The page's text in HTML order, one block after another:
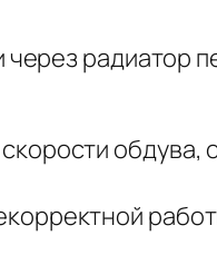
радиатор
обдува,